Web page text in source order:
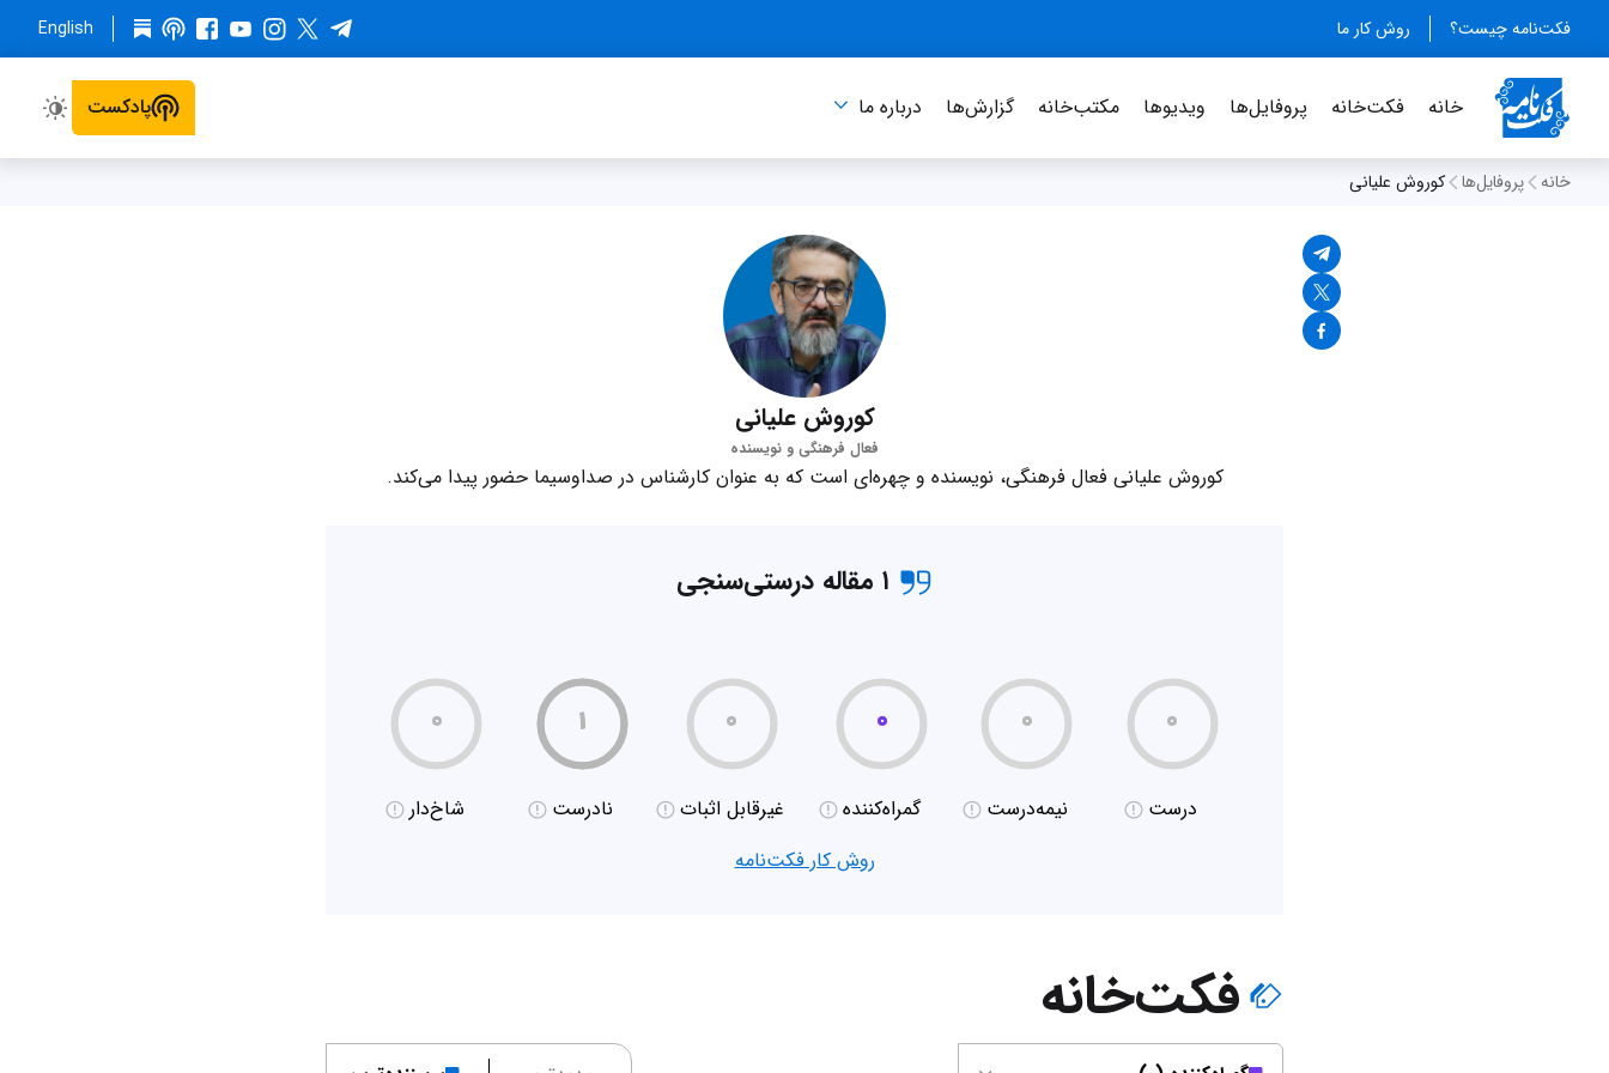
فکت‌نامه چیست؟ روش کار ما English
خانه فکت‌خانه پروفایل‌ها ویدیو‌ها مکتب‌خانه گزارش‌ها درباره‌ ما پادکست
خانه پروفایل‌ها کوروش علیانی
کوروش علیانی
فعال فرهنگی و نویسنده
کوروش علیانی فعال فرهنگی، نویسنده و چهره‌ای است که به عنوان کارشناس در صداوسیما حضور پیدا می‌کند.
۱ مقاله درستی‌سنجی
۰
درست
۰
نیمه‌درست
۰
گمراه‌کننده
۰
غیر‌قابل اثبات
۱
نادرست
۰
شاخ‌دار
روش کار فکت‌نامه
فکت‌خانه